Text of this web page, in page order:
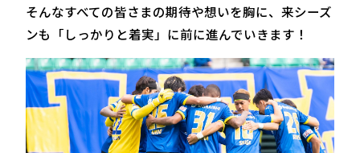
そんなすべての皆さまの期待や想いを胸に、来シーズ
ンも「しっかりと着実」に前に進んでいきます！